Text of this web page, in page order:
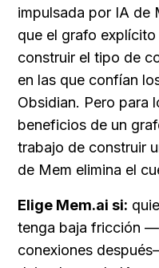
impulsada por IA de
que el grafo
construir el tipo de
en las que confían
Obsidian. Pero para
beneficios de un
trabajo de construir
de Mem elimina el
Elige Mem.ai si:
tenga baja fricción
conexiones